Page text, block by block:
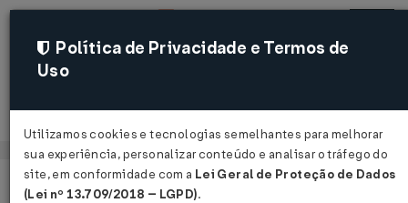
Acessar
Página Inicial
Notícias
Política de Privacidade e Termos de
Uso
Utilizamos cookies e tecnologias semelhantes para melhorar
sua experiência, personalizar conteúdo e analisar o tráfego do
site, em conformidade com a Lei Geral de Proteção de Dados
(Lei nº 13.709/2018 – LGPD).